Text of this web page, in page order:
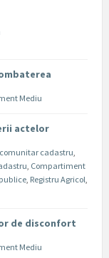
Mediu
actelor
cadastru,
, Compartiment
, Registru Agricol,
de disconfort
Mediu